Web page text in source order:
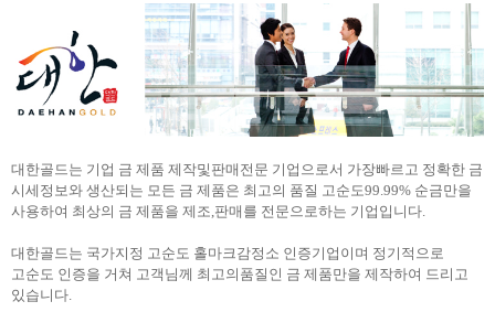
대한골드는 기업 금 제품 제작및판매전문 기업으로서 가장빠르고 정확한 금
시세정보와 생산되는 모든 금 제품은 최고의 품질 고순도99.99% 순금만을
사용하여 최상의 금 제품을 제조,판매를 전문으로하는 기업입니다.
대한골드는 국가지정 고순도 홀마크감정소 인증기업이며 정기적으로
고순도 인증을 거쳐 고객님께 최고의품질인 금 제품만을 제작하여 드리고
있습니다.